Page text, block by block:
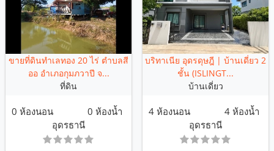
ขายที่ดินทำเลทอง 20 ไร่ ตำบลสี
ออ อำเภอกุมภวาปี จ...
ที่ดิน
0 ห้องนอน
0 ห้องน้ำ
อุดรธานี
บริทาเนีย อุดรดุษฎี | บ้านเดี่ยว 2
ชั้น (ISLINGT...
บ้านเดี่ยว
4 ห้องนอน
4 ห้องน้ำ
อุดรธานี